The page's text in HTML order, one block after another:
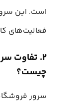
است. این
فعالیت‌های
۲. تفاوت
چیست؟
سرور